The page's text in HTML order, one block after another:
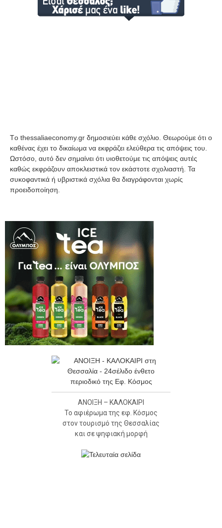
Tο thessaliaeconomy.gr δημοσιεύει κάθε σχόλιο. Θεωρούμε ότι ο
καθένας έχει το δικαίωμα να εκφράζει ελεύθερα τις απόψεις του.
Ωστόσο, αυτό δεν σημαίνει ότι υιοθετούμε τις απόψεις αυτές
καθώς εκφράζουν αποκλειστικά τον εκάστοτε σχολιαστή. Τα
συκοφαντικά ή υβριστικά σχόλια θα διαγράφονται χωρίς
προειδοποίηση.
ΑΝΟΙΞΗ – ΚΑΛΟΚΑΙΡΙ
Το αφιέρωμα της εφ. Κόσμος
στον τουρισμό της Θεσσαλίας
και σε ψηφιακή μορφή